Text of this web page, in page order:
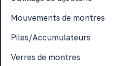
Mouvements de montres
Piles/Accumulateurs
Verres de montres